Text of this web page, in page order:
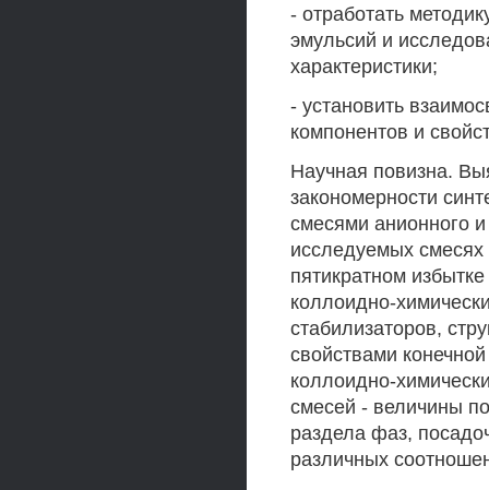
- отработать
эмульсий и
характеристики;
- установить
компонентов и
Научная повизна.
закономерности
смесями анионного
исследуемых
пятикратном
коллоидно-
стабилизаторов,
свойствами
коллоидно-
смесей - величины
раздела фаз,
различных